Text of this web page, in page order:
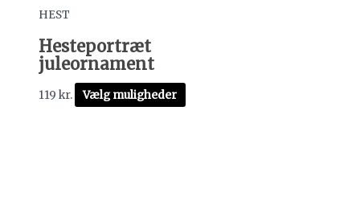
HEST
Hesteportræt
juleornament
119 kr. Vælg muligheder